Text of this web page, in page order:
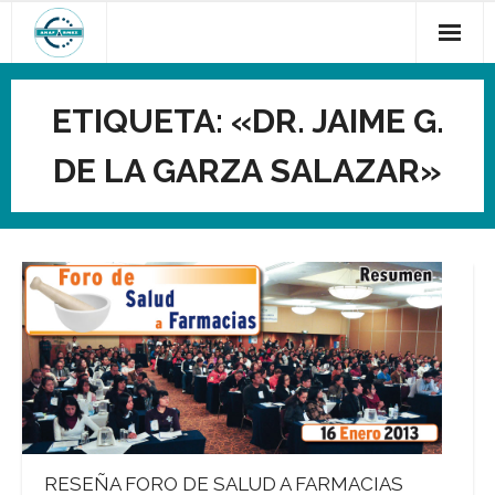
contenido
ETIQUETA: «DR. JAIME G.
DE LA GARZA SALAZAR»
RESEÑA FORO DE SALUD A FARMACIAS